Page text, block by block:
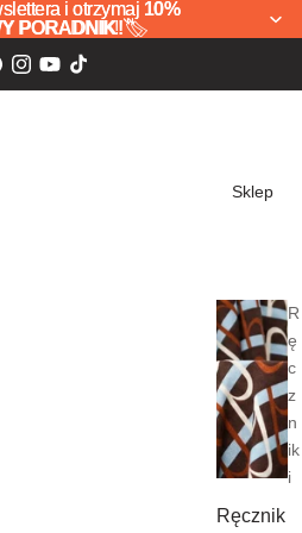
i otrzymaj 10%
PORADNIK!🏷️
i otrzymaj 10%
PORADNIK! 🏷️
Sklep
R
ę
c
z
n
ik
i
Ręcznik